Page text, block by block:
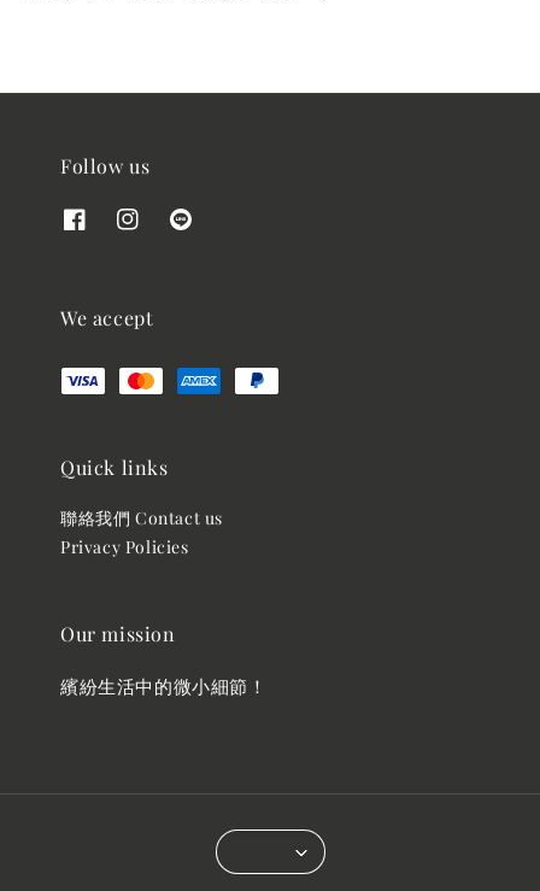
Follow us
We accept
Quick links
聯絡我們 Contact us
Privacy Policies
Our mission
繽紛生活中的微小細節！